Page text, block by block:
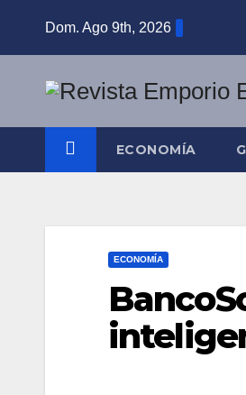
Dom. Ago 9th, 2026
ECONOMÍA
ECONOMÍA